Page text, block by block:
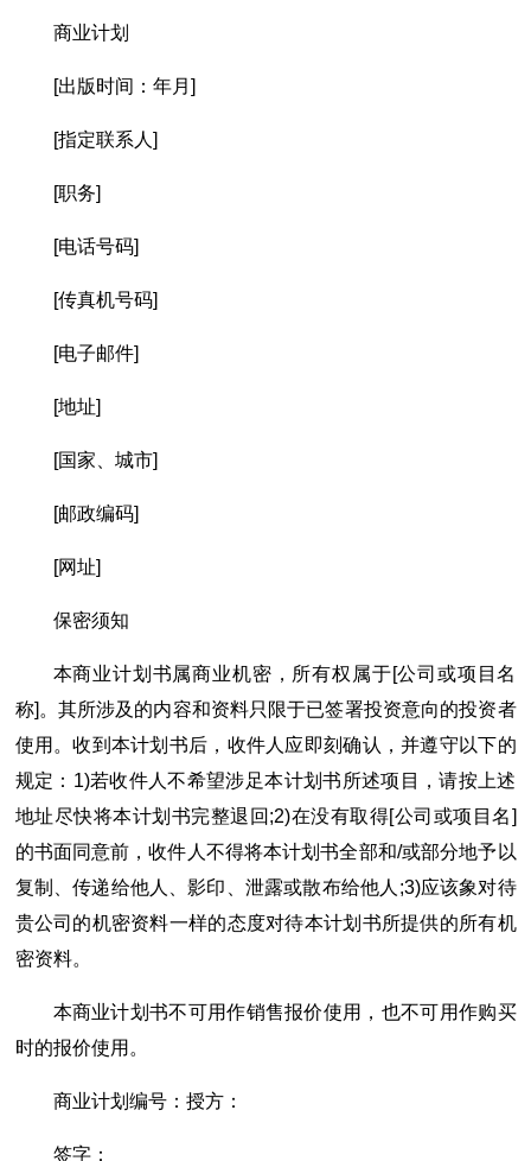
商业计划
[出版时间：年月]
[指定联系人]
[职务]
[电话号码]
[传真机号码]
[电子邮件]
[地址]
[国家、城市]
[邮政编码]
[网址]
保密须知
本商业计划书属商业机密，所有权属于[公司或项目名
称]。其所涉及的内容和资料只限于已签署投资意向的投资者
使用。收到本计划书后，收件人应即刻确认，并遵守以下的
规定：1)若收件人不希望涉足本计划书所述项目，请按上述
地址尽快将本计划书完整退回;2)在没有取得[公司或项目名]
的书面同意前，收件人不得将本计划书全部和/或部分地予以
复制、传递给他人、影印、泄露或散布给他人;3)应该象对待
贵公司的机密资料一样的态度对待本计划书所提供的所有机
密资料。
本商业计划书不可用作销售报价使用，也不可用作购买
时的报价使用。
商业计划编号：授方：
签字：